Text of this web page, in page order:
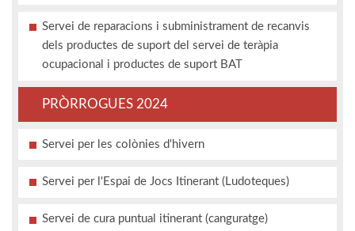
Servei de reparacions i subministrament de recanvis
dels productes de suport del servei de teràpia
ocupacional i productes de suport BAT
PRÒRROGUES 2024
Servei per les colònies d'hivern
Servei per l'Espai de Jocs Itinerant (Ludoteques)
Servei de cura puntual itinerant (canguratge)